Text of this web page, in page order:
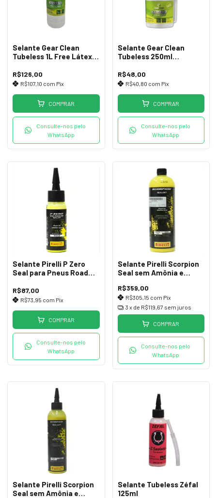
Selante Gear Clean
Tubeless 1L Free Látex e
R$126,00
R$107,10 com Pix
COMPRAR
Consulte-nos pelo
WhatsApp
Selante Gear Clean
Tubeless 250ml
R$48,00
R$40,80 com Pix
COMPRAR
Consulte-nos pelo
WhatsApp
Selante Pirelli P Zero
Seal para Pneus Road
R$87,00
R$73,95 com Pix
COMPRAR
Consulte-nos pelo
WhatsApp
Selante Pirelli Scorpion
Seal sem Amônia e
R$359,00
R$305,15 com Pix
3 x de R$119,67 sem juros
COMPRAR
Consulte-nos pelo
WhatsApp
Selante Pirelli Scorpion
Seal sem Amônia e
Selante Tubeless Zéfal
125ml